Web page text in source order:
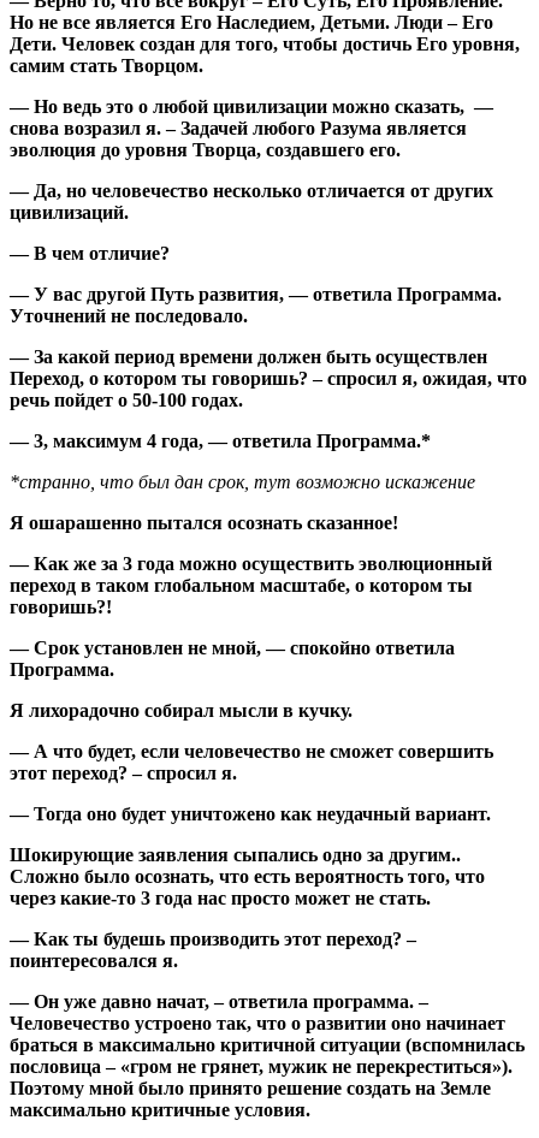
Но не все является Его Наследием, Детьми. Люди – Его
Дети. Человек создан для того, чтобы достичь Его уровня,
самим стать Творцом.
— Но ведь это о любой цивилизации можно сказать, —
снова возразил я. – Задачей любого Разума является
эволюция до уровня Творца, создавшего его.
— Да, но человечество несколько отличается от других
цивилизаций.
— В чем отличие?
— У вас другой Путь развития, — ответила Программа.
Уточнений не последовало.
— За какой период времени должен быть осуществлен
Переход, о котором ты говоришь? – спросил я, ожидая, что
речь пойдет о 50-100 годах.
— 3, максимум 4 года, — ответила Программа.*
*странно, что был дан срок, тут возможно искажение
Я ошарашенно пытался осознать сказанное!
— Как же за 3 года можно осуществить эволюционный
переход в таком глобальном масштабе, о котором ты
говоришь?!
— Срок установлен не мной, — спокойно ответила
Программа.
Я лихорадочно собирал мысли в кучку.
— А что будет, если человечество не сможет совершить
этот переход? – спросил я.
— Тогда оно будет уничтожено как неудачный вариант.
Шокирующие заявления сыпались одно за другим..
Сложно было осознать, что есть вероятность того, что
через какие-то 3 года нас просто может не стать.
— Как ты будешь производить этот переход? –
поинтересовался я.
— Он уже давно начат, – ответила программа. –
Человечество устроено так, что о развитии оно начинает
браться в максимально критичной ситуации (вспомнилась
пословица – «гром не грянет, мужик не перекреститься»).
Поэтому мной было принято решение создать на Земле
максимально критичные условия.